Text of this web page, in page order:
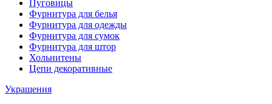
Пуговицы
Фурнитура для белья
Фурнитура для одежды
Фурнитура для сумок
Фурнитура для штор
Хольнитены
Цепи декоративные
Украшения